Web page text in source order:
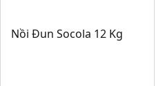
Nồi Đun Socola 12 Kg